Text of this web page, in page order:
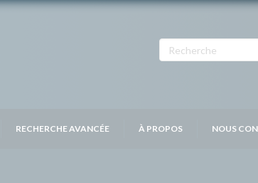
RECHERCHE AVANCÉE À PROPOS NOUS